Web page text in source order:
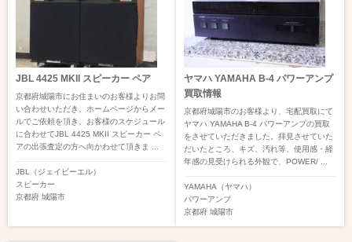
JBL 4425 MKII スピーカー ペア
京都府城陽市にお住まいのお客様よりお問
い合わせいただき、ホームページからメー
ルでご依頼を頂き、お客様のスケジュール
に合わせてJBL 4425 MKII スピーカー ペ
アの出張査定の方へ向かわせて頂きま ...
JBL（ジェイビーエル）
スピーカー
京都府 城陽市
ヤマハ YAMAHA B-4 パワーアンプ
買取情報
京都府城陽市のお客様より、宅配買取にて
ヤマハ YAMAHA B-4 パワーアンプの買取
をさせていただきました。拝見させていた
だいたところ、キズ、汚れ等、使用感・経
年感の見受けられる外観で、POWER/ ...
YAMAHA（ヤマハ）
パワーアンプ
京都府 城陽市